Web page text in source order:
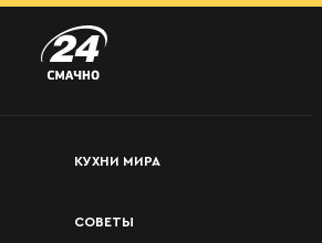
КУХНИ МИРА
СОВЕТЫ